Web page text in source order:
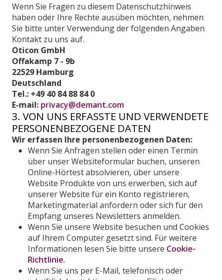
Wenn Sie Fragen zu diesem Datenschutzhinweis
haben oder Ihre Rechte ausüben möchten, nehmen
Sie bitte unter Verwendung der folgenden Angaben
Kontakt zu uns auf.
Oticon GmbH
Offakamp 7 - 9b
22529 Hamburg
Deutschland
Tel.: +49 40 84 88 84 0
E-mail: privacy@demant.com
3. VON UNS ERFASSTE UND VERWENDETE
PERSONENBEZOGENE DATEN
Wir erfassen Ihre personenbezogenen Daten:
Wenn Sie Anfragen stellen oder einen Termin
über unser Websiteformular buchen, unseren
Online-Hörtest absolvieren, über unsere
Website Produkte von uns erwerben, sich auf
unserer Website für ein Konto registrieren,
Marketingmaterial anfordern oder sich für den
Empfang unseres Newsletters anmelden.
Wenn Sie unsere Website besuchen und Cookies
auf Ihrem Computer gesetzt sind. Für weitere
Informationen lesen Sie bitte unsere Cookie-
Richtlinie.
Wenn Sie uns per E-Mail, telefonisch oder